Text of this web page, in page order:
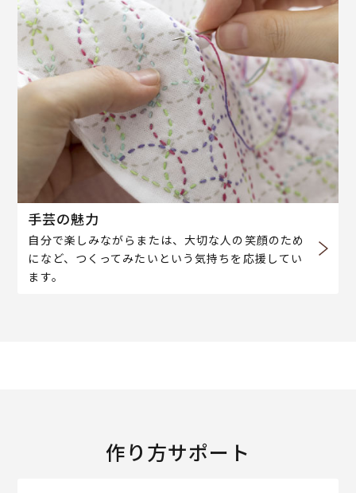
手芸の魅力
自分で楽しみながらまたは、大切な人の笑顔のため
になど、つくってみたいという気持ちを応援してい
ます。
作り方サポート